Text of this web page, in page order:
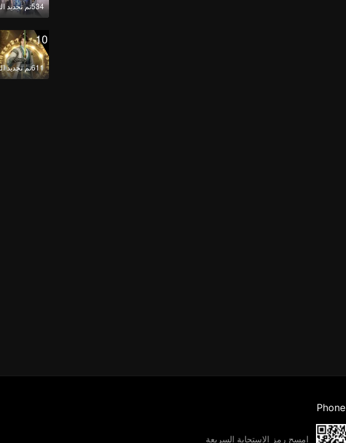
534تم تجديد الحلقة
10
611تم تجديد الحلقة
Phone
امسح رمز الاستجابة السريعة